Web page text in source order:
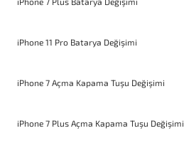
iPhone 11 Pro Batarya Değişimi
iPhone 7 Açma Kapama Tuşu Değişimi
iPhone 7 Plus Açma Kapama Tuşu Değişimi